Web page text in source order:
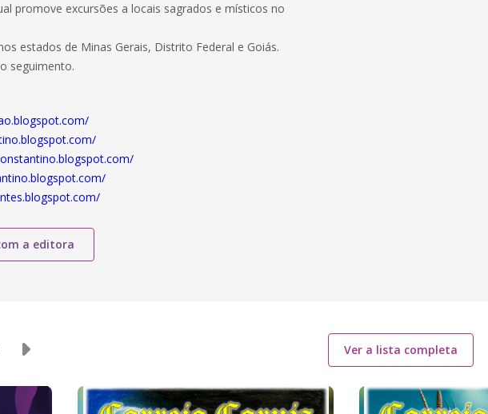
promove excursões a locais sagrados e místicos no
estados de Minas Gerais, Distrito Federal e Goiás.
seguimento.
a editora
Ver a lista completa